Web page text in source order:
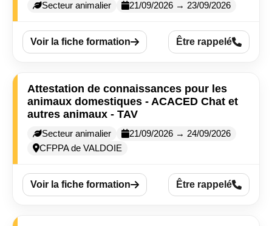
Secteur animalier 21/09/2026 → 23/09/2026
Voir la fiche formation Être rappelé
Attestation de connaissances pour les
animaux domestiques - ACACED Chat et
autres animaux - TAV
Secteur animalier
21/09/2026 → 24/09/2026
CFPPA de VALDOIE
Voir la fiche formation Être rappelé